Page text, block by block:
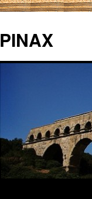
PINAX